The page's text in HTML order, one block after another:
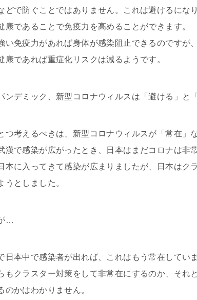
どで防ぐことではありません。これは避けるになり
康であることで免疫力を高めることができます。
い免疫力があれば身体が感染阻止できるのですが
康であれば重症化リスクは減るようです。
ンデミック、新型コロナウィルスは「避ける」と
つ考えるべきは、新型コロナウィルスが「常在」
漢で感染が広がったとき、日本はまだコロナは非
本に入ってきて感染が広まりましたが、日本はク
うとしました。
…
日本中で感染者が出れば、これはもう常在していま
もクラスター対策をして非常在にするのか、そ
のかはわかりません。